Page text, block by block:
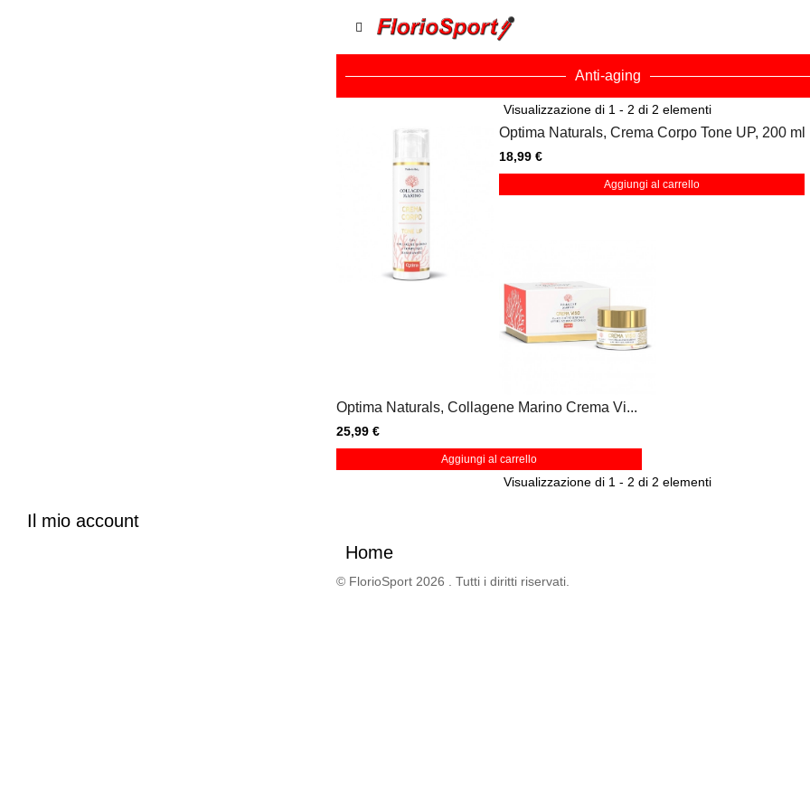
Anti-aging
Visualizzazione di 1 - 2 di 2 elementi
Optima Naturals, Crema Corpo Tone UP, 200 ml
18,99 €
Aggiungi al carrello
Optima Naturals, Collagene Marino Crema Vi...
25,99 €
Aggiungi al carrello
Visualizzazione di 1 - 2 di 2 elementi
Il mio account
Home
© FlorioSport 2026 . Tutti i diritti riservati.